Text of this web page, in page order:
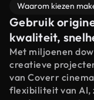
Waarom kiezen
Gebruik
kwaliteit,
Met miljoenen
creatieve
van Coverr
flexibiliteit van AI,